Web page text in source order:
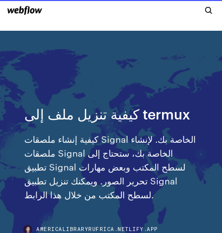
كيفية تنزيل ملف إلى termux
كيفية إنشاء ملصقات Signal الخاصة بك. لإنشاء
ملصقات Signal الخاصة بك، ستحتاج إلى
تطبيق Signal لسطح المكتب وبعض مهارات
تحرير الصور. ويمكنك تنزيل تطبيق Signal
لسطح المكتب من خلال هذا الرابط.
AMERICALIBRARYRUFRICA.NETLIFY.APP